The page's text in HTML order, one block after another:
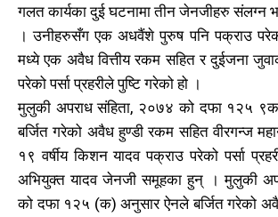
गलत कार्यका दुई घटनामा तीन जेनजीहरु संलग्न
। उनीहरुसँग एक अधवैंशे पुरुष पनि पक्राउ
मध्ये एक अवैध वित्तीय रकम सहित र दुईजना
परेको पर्सा प्रहरीले पुष्टि गरेको हो ।
मुलुकी अपराध संहिता, २०७४ को दफा १२५
बर्जित गरेको अवैध हुण्डी रकम सहित वीरगन्ज
१९ वर्षीय किशन यादव पक्राउ परेको पर्सा
अभियुक्त यादव जेनजी समूहका हुन् । मुलुकी
को दफा १२५ (क) अनुसार ऐनले बर्जित गरेको